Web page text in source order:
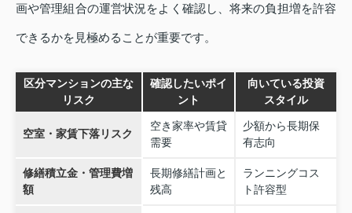
画や管理組合の運営状況をよく確認し、将来の負担増を許容
できるかを見極めることが重要です。
区分マンションの主な
リスク
確認したいポイ
ント
向いている投資
スタイル
空室・家賃下落リスク
空き家率や賃貸
需要
少額から長期保
有志向
修繕積立金・管理費増
額
長期修繕計画と
残高
ランニングコス
ト許容型